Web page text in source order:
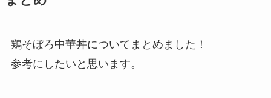
鶏そぼろ中華丼についてまとめました！
参考にしたいと思います。